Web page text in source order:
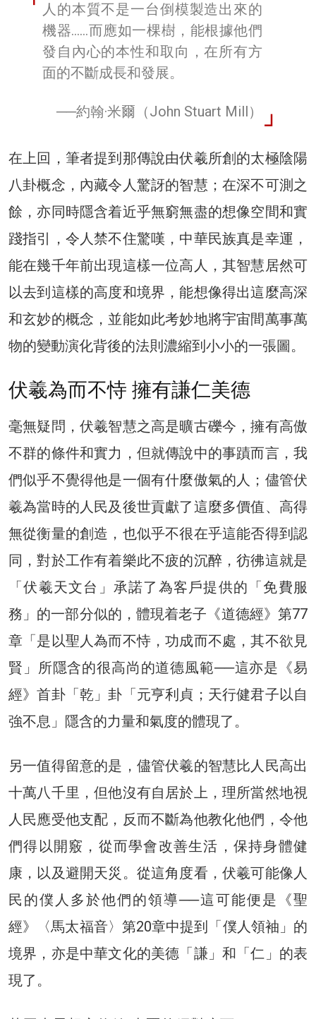
人的本質不是一台倒模製造出來的
機器……而應如一棵樹，能根據他們
發自內心的本性和取向，在所有方
面的不斷成長和發展。
──約翰·米爾（John Stuart Mill）
在上回，筆者提到那傳說由伏羲所創的太極陰陽
八卦概念，內藏令人驚訝的智慧；在深不可測之
餘，亦同時隱含着近乎無窮無盡的想像空間和實
踐指引，令人禁不住驚嘆，中華民族真是幸運，
能在幾千年前出現這樣一位高人，其智慧居然可
以去到這樣的高度和境界，能想像得出這麼高深
和玄妙的概念，並能如此考妙地將宇宙間萬事萬
物的變動演化背後的法則濃縮到小小的一張圖。
伏羲為而不恃 擁有謙仁美德
毫無疑問，伏羲智慧之高是曠古礫今，擁有高傲
不群的條件和實力，但就傳說中的事蹟而言，我
們似乎不覺得他是一個有什麼傲氣的人；儘管伏
羲為當時的人民及後世貢獻了這麼多價值、高得
無從衡量的創造，也似乎不很在乎這能否得到認
同，對於工作有着樂此不疲的沉醉，彷彿這就是
「伏羲天文台」承諾了為客戶提供的「免費服
務」的一部分似的，體現着老子《道德經》第77
章「是以聖人為而不恃，功成而不處，其不欲見
賢」所隱含的很高尚的道德風範──這亦是《易
經》首卦「乾」卦「元亨利貞；天行健君子以自
強不息」隱含的力量和氣度的體現了。
另一值得留意的是，儘管伏羲的智慧比人民高出
十萬八千里，但他沒有自居於上，理所當然地視
人民應受他支配，反而不斷為他教化他們，令他
們得以開竅，從而學會改善生活，保持身體健
康，以及避開天災。從這角度看，伏羲可能像人
民的僕人多於他們的領導──這可能便是《聖
經》〈馬太福音〉第20章中提到「僕人領袖」的
境界，亦是中華文化的美德「謙」和「仁」的表
現了。